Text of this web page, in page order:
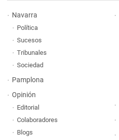
Navarra
Política
Sucesos
Tribunales
Sociedad
Pamplona
Opinión
Editorial
Colaboradores
Blogs